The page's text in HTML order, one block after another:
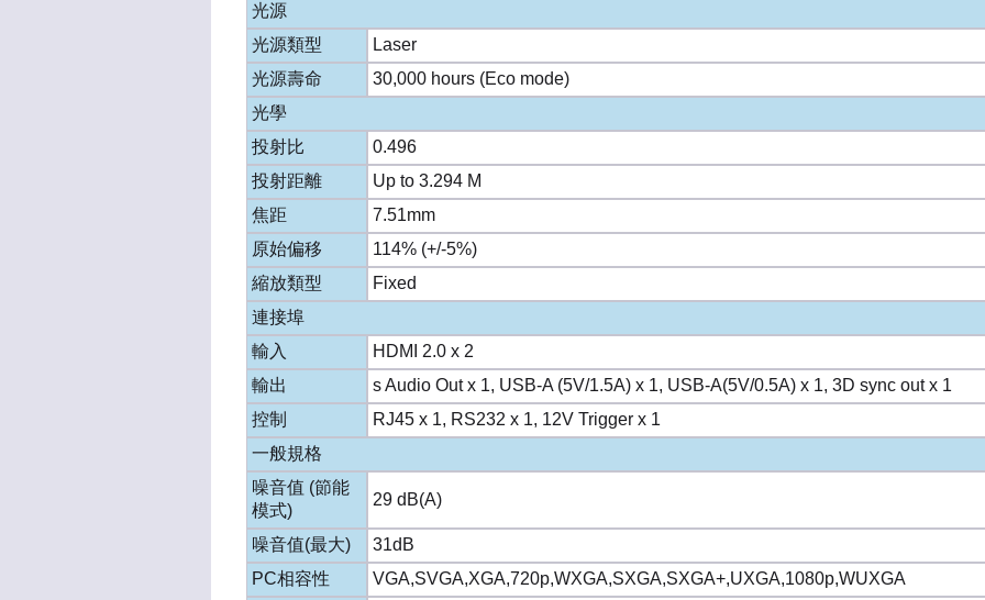
光源
光源類型
Laser
光源壽命
30,000 hours (Eco mode)
光學
投射比
0.496
投射距離
Up to 3.294 M
焦距
7.51mm
原始偏移
114% (+/-5%)
縮放類型
Fixed
連接埠
輸入
HDMI 2.0 x 2
輸出
s Audio Out x 1, USB-A (5V/1.5A) x 1, USB-A(5V/0.5A) x 1, 3D sync out x 1
控制
RJ45 x 1, RS232 x 1, 12V Trigger x 1
一般規格
噪音值 (節能
模式)
29 dB(A)
噪音值(最大)
31dB
PC相容性
VGA,SVGA,XGA,720p,WXGA,SXGA,SXGA+,UXGA,1080p,WUXGA